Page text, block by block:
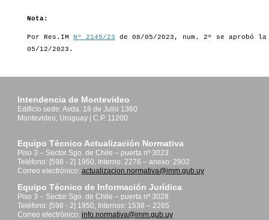
Nota:
Por Res.IM Nº 2145/23 de 08/05/2023, num. 2º se aprobó
05/12/2023.
Intendencia de Montevideo
Edificio sede: Avda. 18 de Julio 1360
Montevideo, Uruguay | C.P. 11200
Equipo Técnico Actualización Normativa
Piso 3 – Sector Sgo. de Chile – puerta nº 3023
Teléfono: [598 - 2] 1950, Interno: 2276 – anexo: 2902
Correo electrónico: actualizacion.normativa@imm.gub.uy
Equipo Técnico de Información Jurídica
Piso 3 – Sector Sgo. de Chile – puerta nº 3028
Teléfono: [598 - 2] 1950, Internos: 1538 – 2265
Correo electrónico: info.normativa@imm.gub.uy